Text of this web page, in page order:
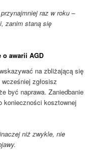
raz w roku –
zanim staną się
o awarii AGD
na zbliżającą się
zgłosisz
być naprawa. Zaniedbanie
konieczności kosztownej
niż zwykle, nie